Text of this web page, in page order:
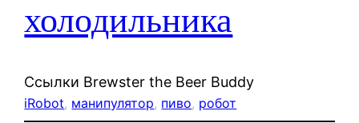
холодильника
Ссылки Brewster the Beer Buddy
iRobot, манипулятор, пиво, робот